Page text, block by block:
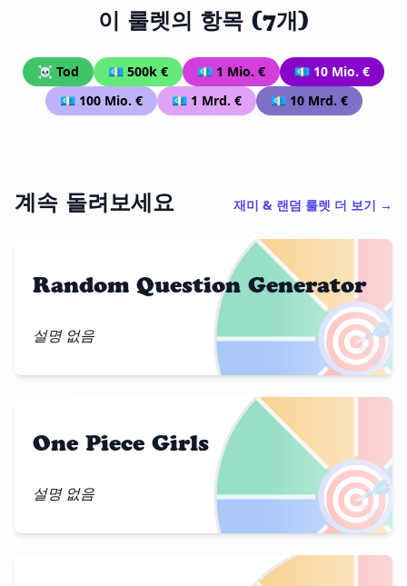
이 룰렛의 항목 (7개)
☠ Tod 💶 500k € 💶 1 Mio. €
💶 10 Mio. €
💶 100 Mio. €
💶 1 Mrd. € 💶 10 Mrd. €
계속 돌려보세요 재미 & 랜덤 룰렛 더 보기 →
🎯
Random Question Generator
설명 없음
🎯
One Piece Girls
설명 없음